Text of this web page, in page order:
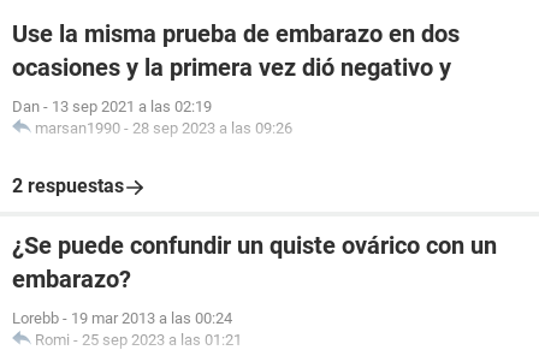
Use la misma prueba de embarazo en dos
ocasiones y la primera vez dió negativo y
Dan - 13 sep 2021 a las 02:19
marsan1990 - 28 sep 2023 a las 09:26
2 respuestas
¿Se puede confundir un quiste ovárico con un
embarazo?
Lorebb - 19 mar 2013 a las 00:24
Romi - 25 sep 2023 a las 01:21